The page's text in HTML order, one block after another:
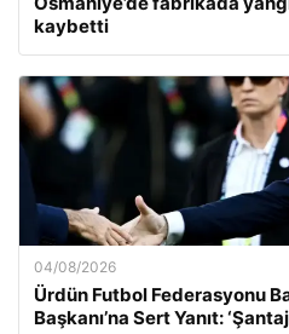
kaybetti
04/08/2026
Ürdün Futbol Federasyonu
Başkanı’na Sert Yanıt: